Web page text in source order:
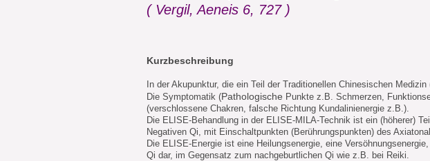
( Vergil, Aeneis 6, 727 )
Kurzbeschreibung
In der Akupunktur, die ein Teil der Traditionellen Chinesischen
Die Symptomatik (Pathologische Punkte z.B. Schmerzen,
(verschlossene Chakren, falsche Richtung Kundalinienergie z.B.).
Die ELISE-Behandlung in der ELISE-MILA-Technik ist ein (höherer)
Negativen Qi, mit Einschaltpunkten (Berührungspunkten) des
Die ELISE-Energie ist eine Heilungsenergie, eine
Qi dar, im Gegensatz zum nachgeburtlichen Qi wie z.B. bei Reiki.